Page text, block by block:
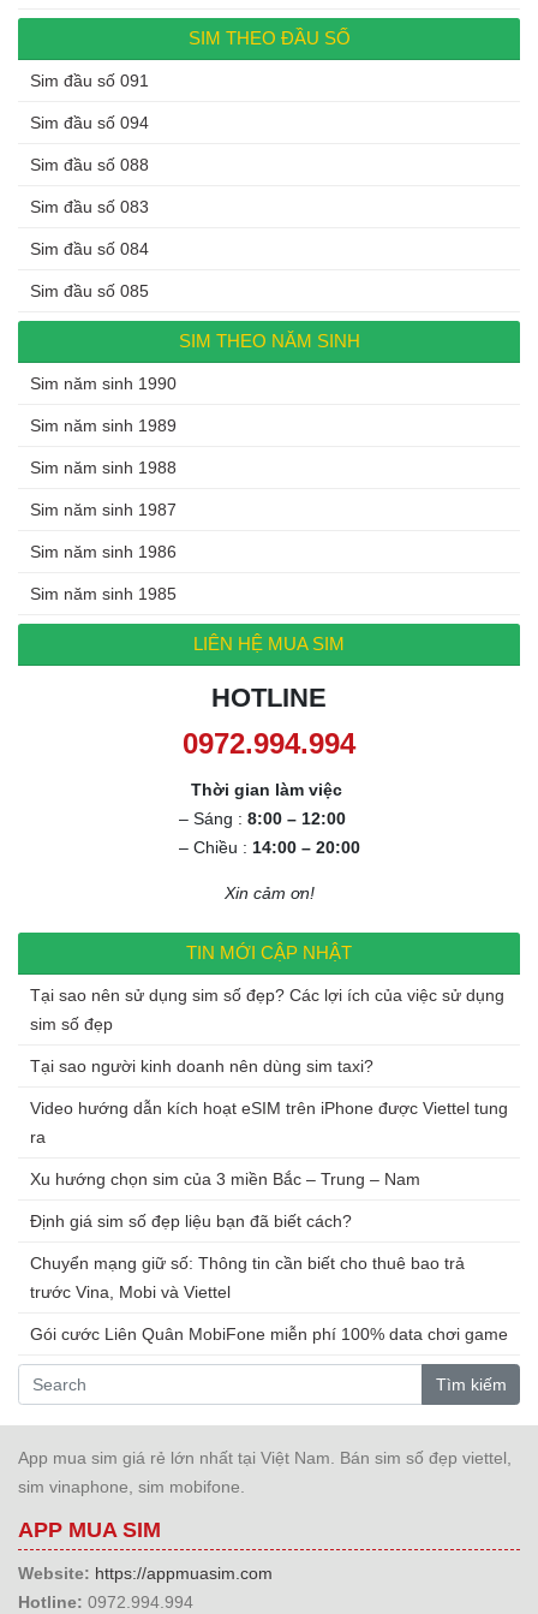
SIM THEO ĐẦU SỐ
Sim đầu số 091
Sim đầu số 094
Sim đầu số 088
Sim đầu số 083
Sim đầu số 084
Sim đầu số 085
SIM THEO NĂM SINH
Sim năm sinh 1990
Sim năm sinh 1989
Sim năm sinh 1988
Sim năm sinh 1987
Sim năm sinh 1986
Sim năm sinh 1985
LIÊN HỆ MUA SIM
HOTLINE
0972.994.994
Thời gian làm việc
– Sáng : 8:00 – 12:00
– Chiều : 14:00 – 20:00
Xin cảm ơn!
TIN MỚI CẬP NHẬT
Tại sao nên sử dụng sim số đẹp? Các lợi ích của việc sử dụng
sim số đẹp
Tại sao người kinh doanh nên dùng sim taxi?
Video hướng dẫn kích hoạt eSIM trên iPhone được Viettel tung
ra
Xu hướng chọn sim của 3 miền Bắc – Trung – Nam
Định giá sim số đẹp liệu bạn đã biết cách?
Chuyển mạng giữ số: Thông tin cần biết cho thuê bao trả
trước Vina, Mobi và Viettel
Gói cước Liên Quân MobiFone miễn phí 100% data chơi game
Tìm kiếm
App mua sim giá rẻ lớn nhất tại Việt Nam. Bán sim số đẹp viettel,
sim vinaphone, sim mobifone.
APP MUA SIM
Website: https://appmuasim.com
Hotline: 0972.994.994